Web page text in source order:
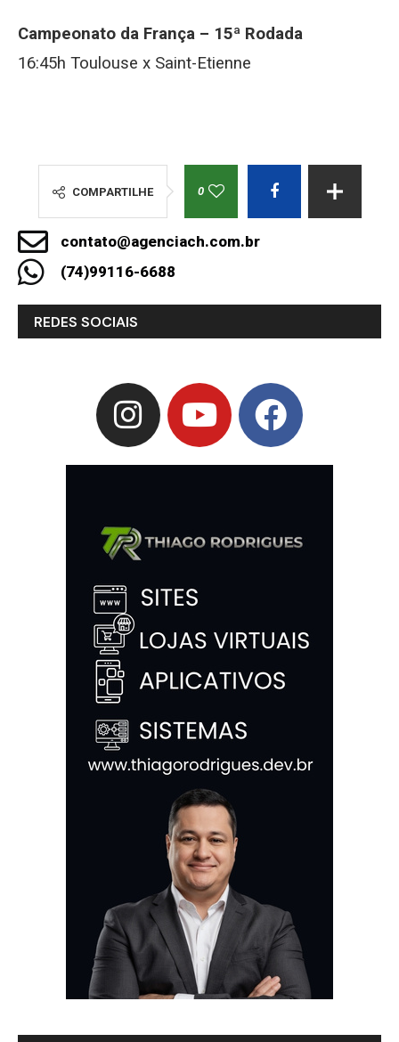
Campeonato da França – 15ª Rodada
16:45h Toulouse x Saint-Etienne
COMPARTILHE 0
contato@agenciach.com.br
(74)99116-6688
REDES SOCIAIS